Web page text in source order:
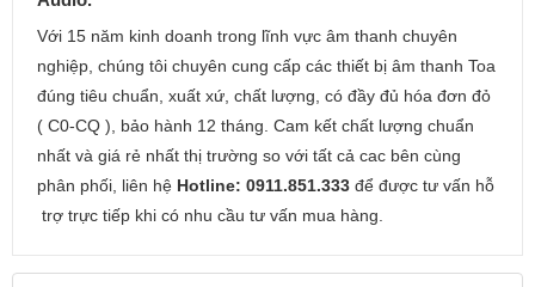
Với 15 năm kinh doanh trong lĩnh vực âm thanh chuyên
nghiệp, chúng tôi chuyên cung cấp các thiết bị âm thanh Toa
đúng tiêu chuẩn, xuất xứ, chất lượng, có đầy đủ hóa đơn đỏ
( C0-CQ ), bảo hành 12 tháng. Cam kết chất lượng chuẩn
nhất và giá rẻ nhất thị trường so với tất cả cac bên cùng
phân phối, liên hệ Hotline: 0911.851.333 để được tư vấn hỗ
trợ trực tiếp khi có nhu cầu tư vấn mua hàng.